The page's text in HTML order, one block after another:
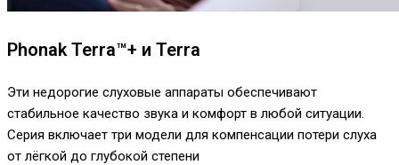
Phonak Terra™+ и Terra
Эти недорогие слуховые аппараты обеспечивают
стабильное качество звука и комфорт в любой ситуации.
Серия включает три модели для компенсации потери слуха
от лёгкой до глубокой степени